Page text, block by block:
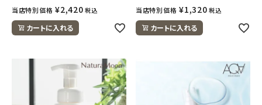
当店特別価格 ¥2,420 税込
カートに入れる
当店特別価格 ¥1,320 税込
カートに入れる